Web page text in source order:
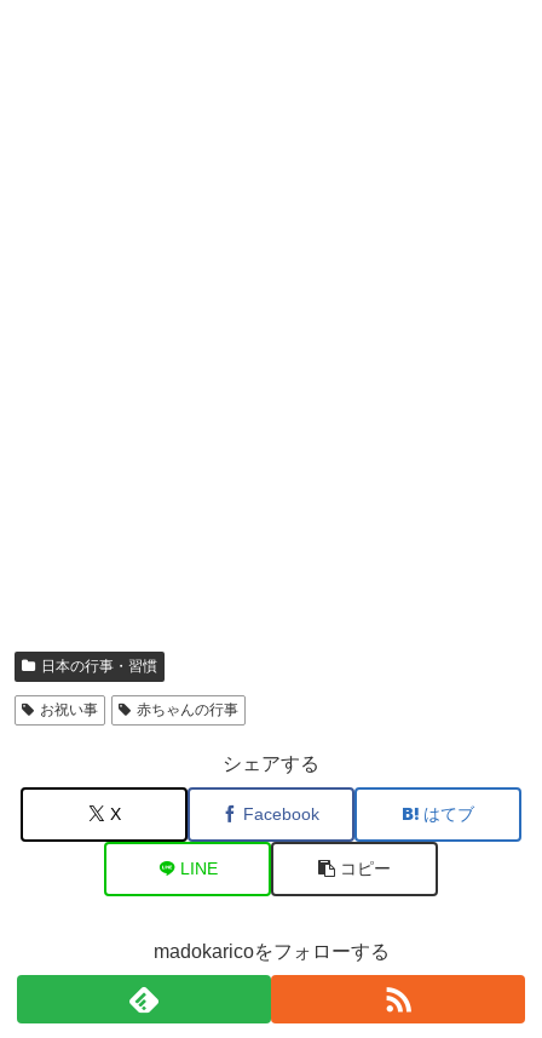
日本の行事・習慣
お祝い事 赤ちゃんの行事
シェアする
X Facebook はてブ
LINE コピー
madokaricoをフォローする